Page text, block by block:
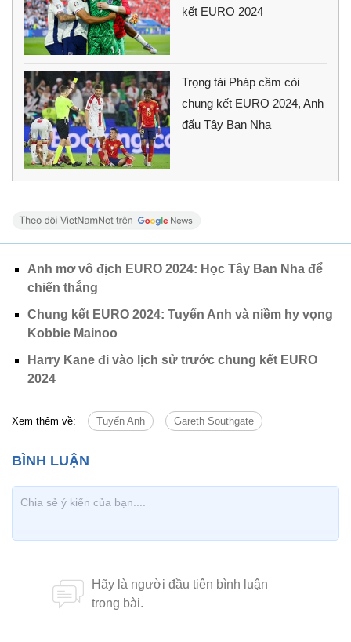
kết EURO 2024
Trọng tài Pháp cầm còi
chung kết EURO 2024, Anh
đấu Tây Ban Nha
Anh mơ vô địch EURO 2024: Học Tây Ban Nha để
chiến thắng
Chung kết EURO 2024: Tuyển Anh và niềm hy vọng
Kobbie Mainoo
Harry Kane đi vào lịch sử trước chung kết EURO
2024
Xem thêm về: Tuyển Anh Gareth Southgate